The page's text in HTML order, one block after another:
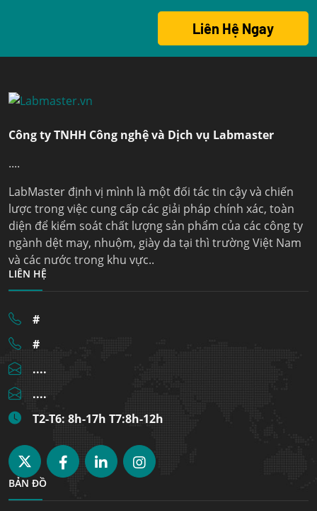
Liên Hệ Ngay
Công ty TNHH Công nghệ và Dịch vụ Labmaster
....
LabMaster định vị mình là một đối tác tin cậy và chiến
lược trong việc cung cấp các giải pháp chính xác, toàn
diện để kiểm soát chất lượng sản phẩm của các công ty
ngành dệt may, nhuộm, giày da tại thì trường Việt Nam
và các nước trong khu vực..
LIÊN HỆ
#
#
....
....
T2-T6: 8h-17h T7:8h-12h
BẢN ĐỒ